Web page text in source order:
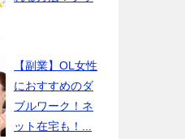
【副業】OL女性
におすすめのダ
ブルワーク！ネ
ット在宅も！...